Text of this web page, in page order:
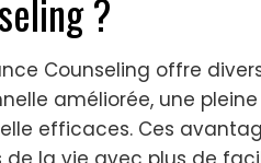
?
Counseling offre
améliorée, une
efficaces. Ces